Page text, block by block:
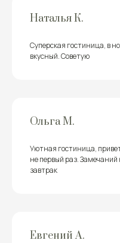
Наталья К.
Суперская гостиница, в
вкусный. Советую
Ольга М.
Уютная гостиница,
не первый раз.
завтрак
Евгений А.